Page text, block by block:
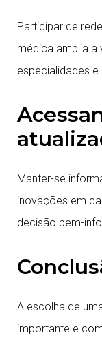
Participar de
médica amplia a
especialidades
Manter-se
inovações em
decisão bem-
A escolha de
importante e